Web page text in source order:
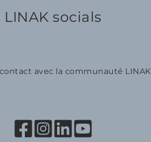
LINAK socials
avec la communauté LINAK